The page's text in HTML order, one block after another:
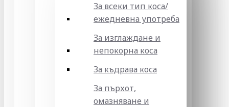
За всеки тип коса/
ежедневна употреба
За изглаждане и
непокорна коса
За къдрава коса
За пърхот,
омазняване и